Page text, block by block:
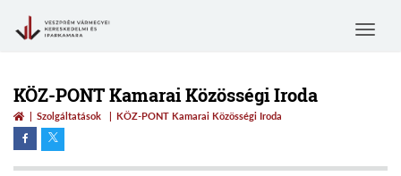
Toggle
KÖZ-PONT Kamarai Közösségi Iroda
Szolgáltatások KÖZ-PONT Kamarai Közösségi Iroda